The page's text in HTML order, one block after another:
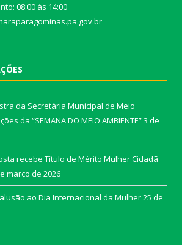
08:00 às 14:00
da Secretária Municipal de Meio
da “SEMANA DO MEIO AMBIENTE”3 de
recebe Título de Mérito Mulher Cidadã
março de 2026
ao Dia Internacional da Mulher25 de